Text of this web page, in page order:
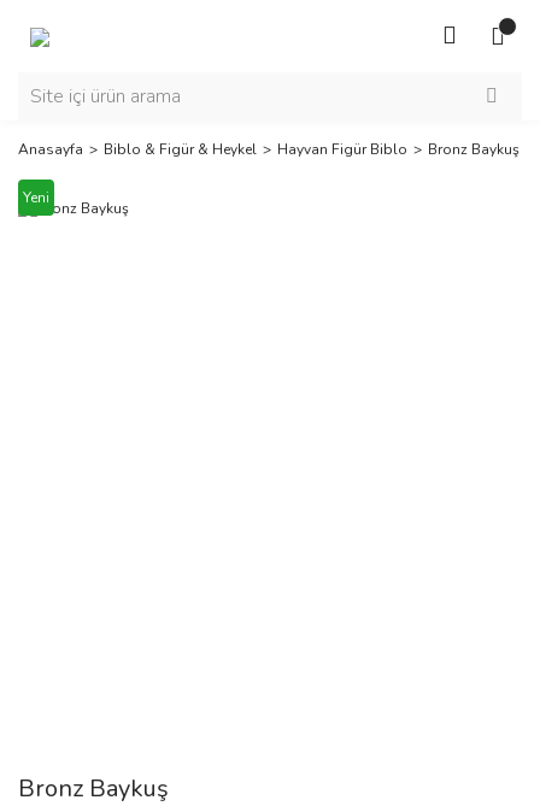
Anasayfa Biblo & Figür & Heykel Hayvan Figür Biblo Bronz Baykuş
Yeni
Bronz Baykuş